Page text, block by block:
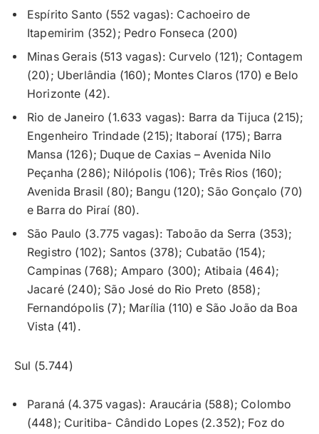
Espírito Santo (552 vagas): Cachoeiro de
Itapemirim (352); Pedro Fonseca (200)
Minas Gerais (513 vagas): Curvelo (121); Contagem
(20); Uberlândia (160); Montes Claros (170) e Belo
Horizonte (42).
Rio de Janeiro (1.633 vagas): Barra da Tijuca (215);
Engenheiro Trindade (215); Itaboraí (175); Barra
Mansa (126); Duque de Caxias – Avenida Nilo
Peçanha (286); Nilópolis (106); Três Rios (160);
Avenida Brasil (80); Bangu (120); São Gonçalo (70)
e Barra do Piraí (80).
São Paulo (3.775 vagas): Taboão da Serra (353);
Registro (102); Santos (378); Cubatão (154);
Campinas (768); Amparo (300); Atibaia (464);
Jacaré (240); São José do Rio Preto (858);
Fernandópolis (7); Marília (110) e São João da Boa
Vista (41).
Sul (5.744)
Paraná (4.375 vagas): Araucária (588); Colombo
(448); Curitiba- Cândido Lopes (2.352); Foz do